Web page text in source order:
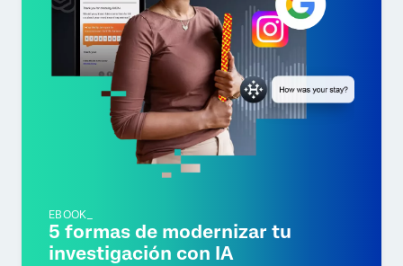
EBOOK_
5 formas de modernizar tu
investigación con IA